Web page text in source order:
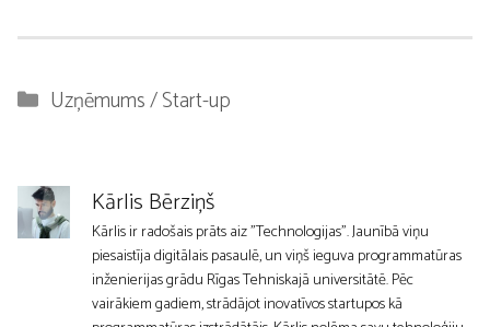
Kategorijas
Uzņēmums / Start-up
Kārlis Bērziņš
Kārlis ir radošais prāts aiz "Technologijas". Jaunībā viņu
piesaistīja digitālais pasaulē, un viņš ieguva programmatūras
inženierijas grādu Rīgas Tehniskajā universitātē. Pēc
vairākiem gadiem, strādājot inovatīvos startupos kā